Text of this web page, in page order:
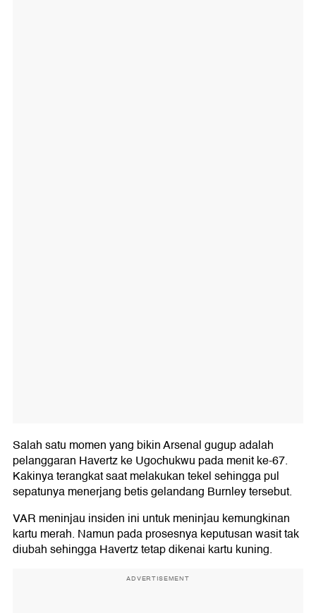
Salah satu momen yang bikin Arsenal gugup adalah
pelanggaran Havertz ke Ugochukwu pada menit ke-67.
Kakinya terangkat saat melakukan tekel sehingga pul
sepatunya menerjang betis gelandang Burnley tersebut.
VAR meninjau insiden ini untuk meninjau kemungkinan
kartu merah. Namun pada prosesnya keputusan wasit tak
diubah sehingga Havertz tetap dikenai kartu kuning.
ADVERTISEMENT